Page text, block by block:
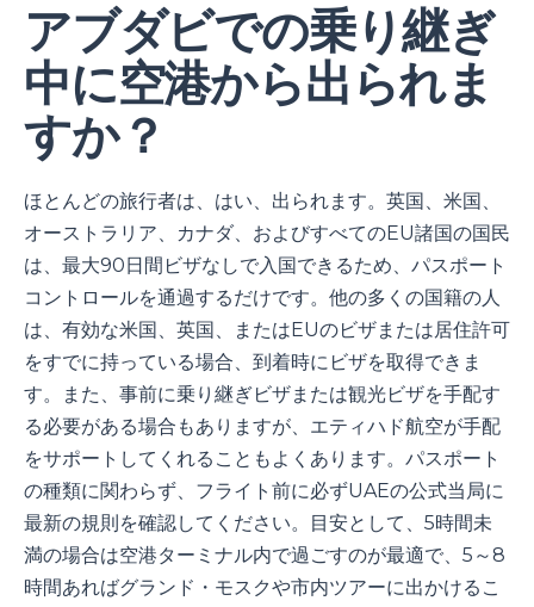
アブダビでの乗り継ぎ
中に空港から出られま
すか？
ほとんどの旅行者は、はい、出られます。英国、米国、
オーストラリア、カナダ、およびすべてのEU諸国の国民
は、最大90日間ビザなしで入国できるため、パスポート
コントロールを通過するだけです。他の多くの国籍の人
は、有効な米国、英国、またはEUのビザまたは居住許可
をすでに持っている場合、到着時にビザを取得できま
す。また、事前に乗り継ぎビザまたは観光ビザを手配す
る必要がある場合もありますが、エティハド航空が手配
をサポートしてくれることもよくあります。パスポート
の種類に関わらず、フライト前に必ずUAEの公式当局に
最新の規則を確認してください。目安として、5時間未
満の場合は空港ターミナル内で過ごすのが最適で、5～8
時間あればグランド・モスクや市内ツアーに出かけるこ